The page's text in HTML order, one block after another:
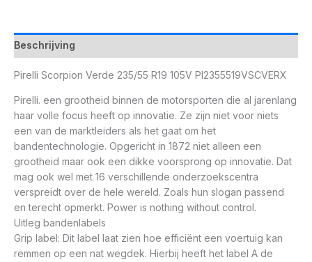
Beschrijving
Pirelli Scorpion Verde 235/55 R19 105V PI2355519VSCVERX
Pirelli. een grootheid binnen de motorsporten die al jarenlang
haar volle focus heeft op innovatie. Ze zijn niet voor niets
een van de marktleiders als het gaat om het
bandentechnologie. Opgericht in 1872 niet alleen een
grootheid maar ook een dikke voorsprong op innovatie. Dat
mag ook wel met 16 verschillende onderzoekscentra
verspreidt over de hele wereld. Zoals hun slogan passend
en terecht opmerkt. Power is nothing without control.
Uitleg bandenlabels
Grip label: Dit label laat zien hoe efficiënt een voertuig kan
remmen op een nat wegdek. Hierbij heeft het label A de